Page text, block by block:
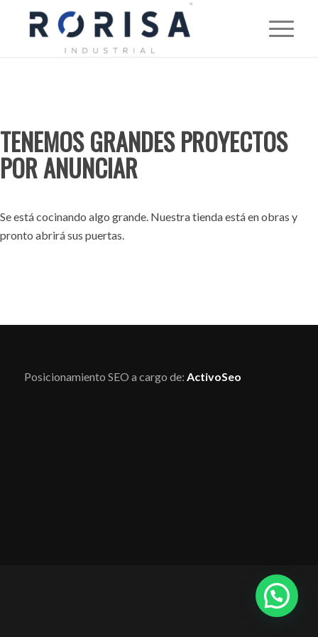
TENEMOS GRANDES PROYECTOS
POR ANUNCIAR
Se está cocinando algo grande. Nuestra tienda está en obras y
pronto abrirá sus puertas.
Posicionamiento SEO a cargo de: ActivoSeo